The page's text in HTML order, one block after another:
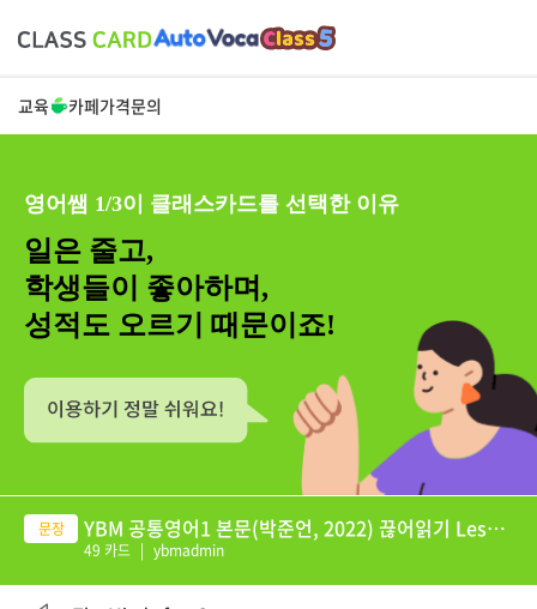
교육 카페가격문의
영어쌤 1/3이 클래스카드를 선택한 이유
일은 줄고,
학생들이 좋아하며,
성적도 오르기 때문이죠!
YBM 공통영어1 본문(박준언, 2022) 끊어읽기 Lesso
n 2.1-2.5
49 카드 | ybmadmin